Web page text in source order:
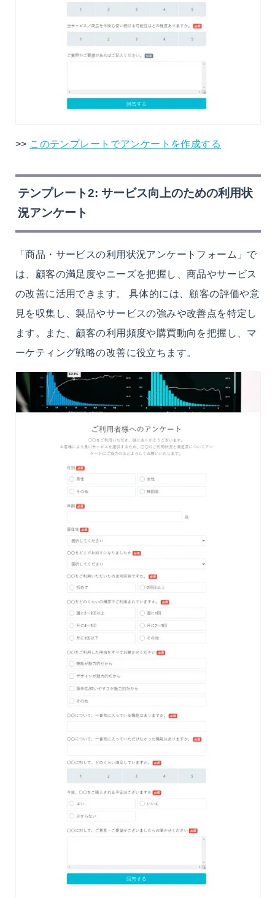
>> このテンプレートでアンケートを作成する
テンプレート2: サービス向上のための利用状
況アンケート
「商品・サービスの利用状況アンケートフォーム」で
は、顧客の満足度やニーズを把握し、商品やサービス
の改善に活用できます。 具体的には、顧客の評価や意
見を収集し、製品やサービスの強みや改善点を特定し
ます。また、顧客の利用頻度や購買動向を把握し、マ
ーケティング戦略の改善に役立ちます。